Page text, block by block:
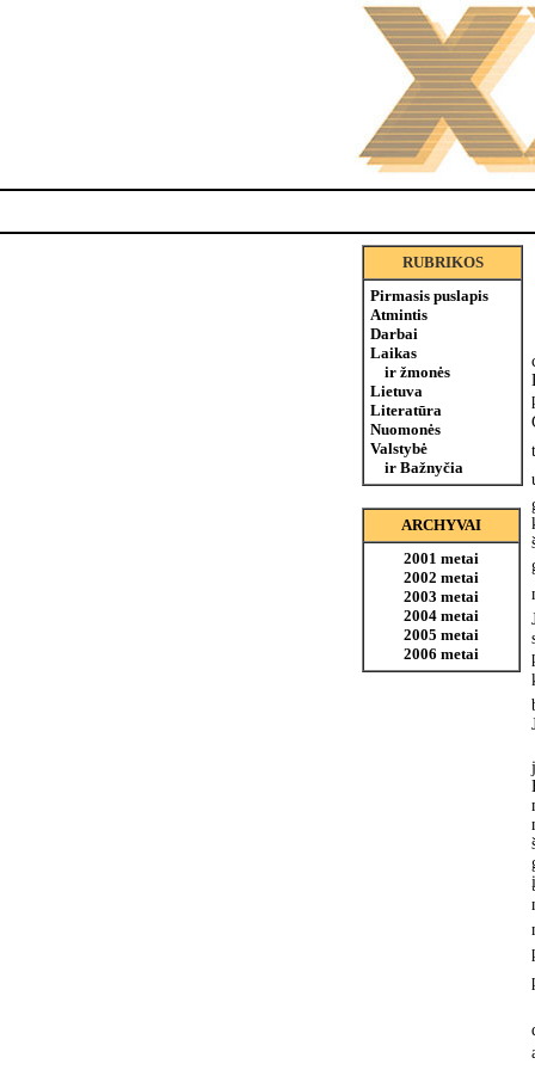
RUBRIKOS
Pirmasis puslapis
Atmintis
Darbai
Laikas
ir žmonės
Lietuva
Literatūra
Nuomonės
Valstybė
ir Bažnyčia
ARCHYVAI
2001 metai
2002 metai
2003 metai
2004 metai
2005 metai
2006 metai